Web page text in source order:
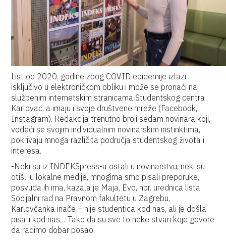
List od 2020. godine zbog COVID epidemije izlazi
isključivo u elektroničkom obliku i može se pronaći na
službenim internetskim stranicama Studentskog centra
Karlovac, a imaju i svoje društvene mreže (Facebook,
Instagram). Redakcija trenutno broji sedam novinara koji,
vodeći se svojim individualnim novinarskim instinktima,
pokrivaju mnoga različita područja studentskog života i
interesa.
-Neki su iz INDEKSpress-a ostali u novinarstvu, neki su
otišli u lokalne medije, mnogima smo pisali preporuke,
posvuda ih ima, kazala je Maja, Evo, npr. urednica lista
Socijalni rad na Pravnom fakultetu u Zagrebu,
Karlovčanka inače – nije studentica kod nas, ali je došla
pisati kod nas… Tako da su sve to neke stvari koje govore
da radimo dobar posao.